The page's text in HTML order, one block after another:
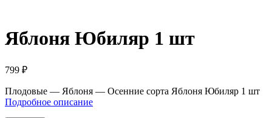
Яблоня Юбиляр 1 шт
799 ₽
Плодовые — Яблоня — Осенние сорта Яблоня Юбиляр 1 шт
Подробное описание